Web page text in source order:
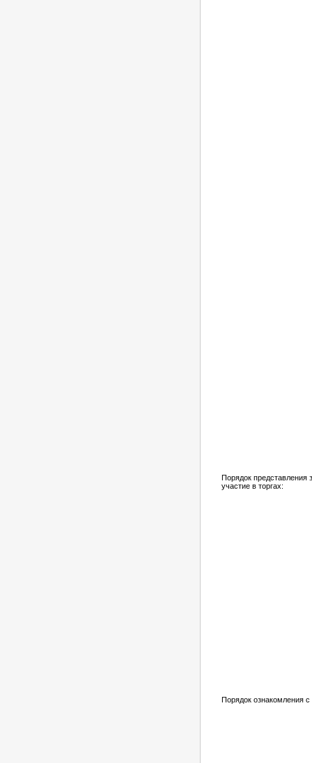
Порядок представления
участие в торгах:
Порядок ознакомления